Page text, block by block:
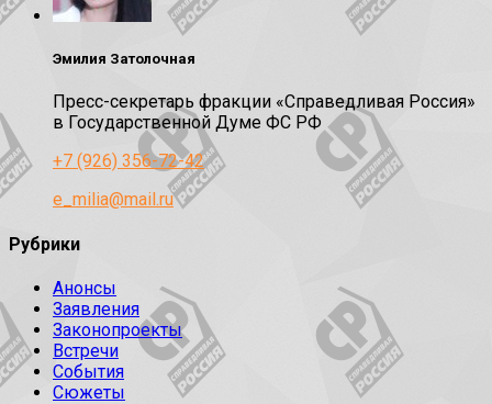
Эмилия Затолочная
Пресс-секретарь фракции «Справедливая Россия»
в Государственной Думе ФС РФ
+7 (926) 356-72-42
e_milia@mail.ru
Рубрики
Анонсы
Заявления
Законопроекты
Встречи
События
Сюжеты